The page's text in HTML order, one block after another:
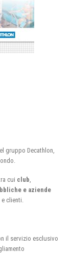
gruppo Decathlon,
cui club
e aziende
clienti.
il servizio esclusivo